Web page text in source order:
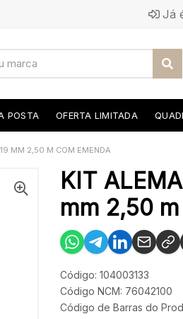
Já
POSTA OFERTA LIMITADA
MM 2,50 M COM EMENDA
KIT
mm 2,50
Código: 104003133
Código NCM: 76042100
Código de Barras do